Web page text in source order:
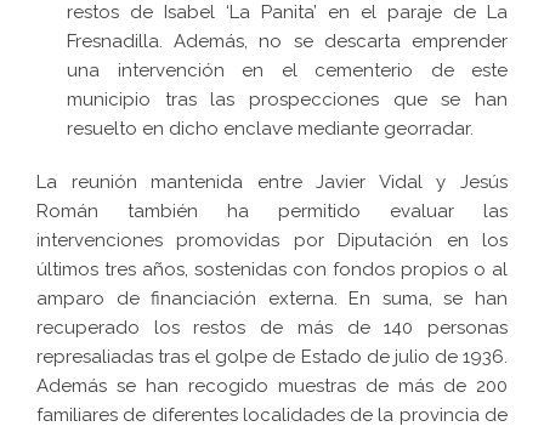
restos de Isabel ‘La Panita’ en el paraje de La
Fresnadilla. Además, no se descarta emprender
una intervención en el cementerio de este
municipio tras las prospecciones que se han
resuelto en dicho enclave mediante georradar.
La reunión mantenida entre Javier Vidal y Jesús
Román también ha permitido evaluar las
intervenciones promovidas por Diputación en los
últimos tres años, sostenidas con fondos propios o al
amparo de financiación externa. En suma, se han
recuperado los restos de más de 140 personas
represaliadas tras el golpe de Estado de julio de 1936.
Además se han recogido muestras de más de 200
familiares de diferentes localidades de la provincia de